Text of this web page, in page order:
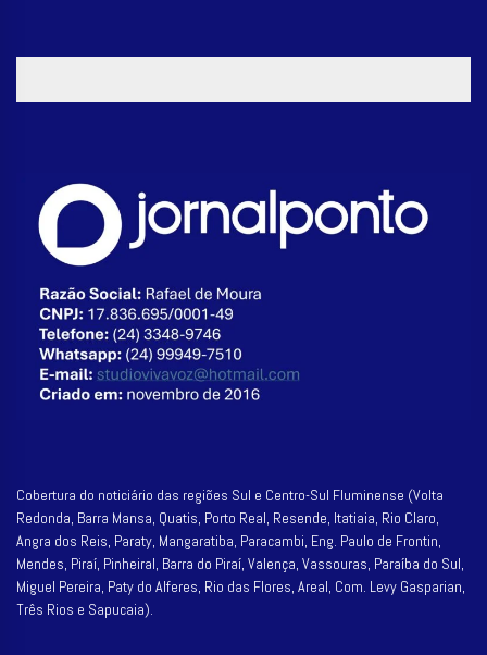
Cobertura do noticiário das regiões Sul e Centro-Sul Fluminense (Volta
Redonda, Barra Mansa, Quatis, Porto Real, Resende, Itatiaia, Rio Claro,
Angra dos Reis, Paraty, Mangaratiba, Paracambi, Eng. Paulo de Frontin,
Mendes, Piraí, Pinheiral, Barra do Piraí, Valença, Vassouras, Paraíba do Sul,
Miguel Pereira, Paty do Alferes, Rio das Flores, Areal, Com. Levy Gasparian,
Três Rios e Sapucaia).